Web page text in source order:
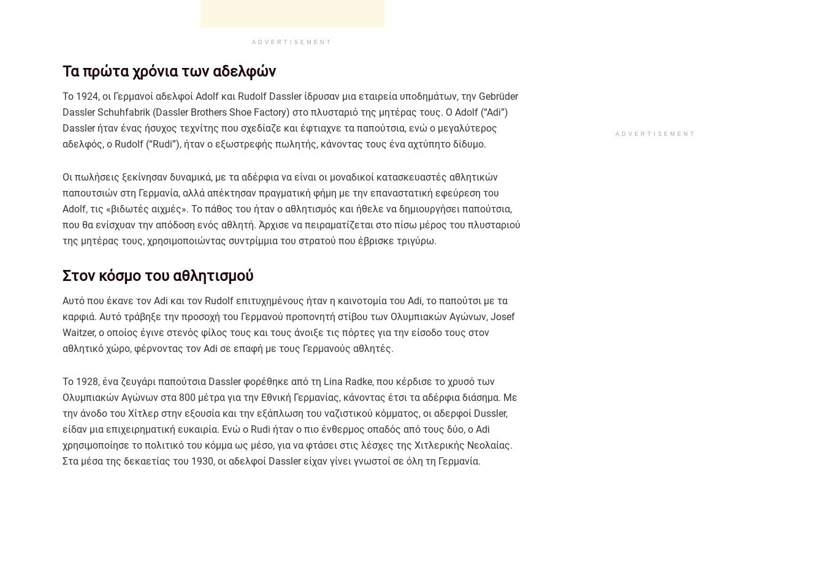
ADVERTISEMENT
Τα πρώτα χρόνια των αδελφών
Το 1924, οι Γερμανοί αδελφοί Adolf και Rudolf Dassler ίδρυσαν μια εταιρεία υποδημάτων, την Gebrüder
Dassler Schuhfabrik (Dassler Brothers Shoe Factory) στο πλυσταριό της μητέρας τους. Ο Adolf (“Adi”)
Dassler ήταν ένας ήσυχος τεχνίτης που σχεδίαζε και έφτιαχνε τα παπούτσια, ενώ ο μεγαλύτερος
αδελφός, ο Rudolf (“Rudi”), ήταν ο εξωστρεφής πωλητής, κάνοντας τους ένα αχτύπητο δίδυμο.
Οι πωλήσεις ξεκίνησαν δυναμικά, με τα αδέρφια να είναι οι μοναδικοί κατασκευαστές αθλητικών
παπουτσιών στη Γερμανία, αλλά απέκτησαν πραγματική φήμη με την επαναστατική εφεύρεση του
Adolf, τις «βιδωτές αιχμές». Το πάθος του ήταν ο αθλητισμός και ήθελε να δημιουργήσει παπούτσια,
που θα ενίσχυαν την απόδοση ενός αθλητή. Άρχισε να πειραματίζεται στο πίσω μέρος του πλυσταριού
της μητέρας τους, χρησιμοποιώντας συντρίμμια του στρατού που έβρισκε τριγύρω.
Στον κόσμο του αθλητισμού
Αυτό που έκανε τον Adi και τον Rudolf επιτυχημένους ήταν η καινοτομία του Adi, το παπούτσι με τα
καρφιά. Αυτό τράβηξε την προσοχή του Γερμανού προπονητή στίβου των Ολυμπιακών Αγώνων, Josef
Waitzer, ο οποίος έγινε στενός φίλος τους και τους άνοιξε τις πόρτες για την είσοδο τους στον
αθλητικό χώρο, φέρνοντας τον Adi σε επαφή με τους Γερμανούς αθλητές.
Το 1928, ένα ζευγάρι παπούτσια Dassler φορέθηκε από τη Lina Radke, που κέρδισε το χρυσό των
Ολυμπιακών Αγώνων στα 800 μέτρα για την Εθνική Γερμανίας, κάνοντας έτσι τα αδέρφια διάσημα. Με
την άνοδο του Χίτλερ στην εξουσία και την εξάπλωση του ναζιστικού κόμματος, οι αδερφοί Dussler,
είδαν μια επιχειρηματική ευκαιρία. Ενώ ο Rudi ήταν ο πιο ένθερμος οπαδός από τους δύο, ο Adi
χρησιμοποίησε το πολιτικό του κόμμα ως μέσο, για να φτάσει στις λέσχες της Χιτλερικής Νεολαίας.
Στα μέσα της δεκαετίας του 1930, οι αδελφοί Dassler είχαν γίνει γνωστοί σε όλη τη Γερμανία.
ADVERTISEMENT